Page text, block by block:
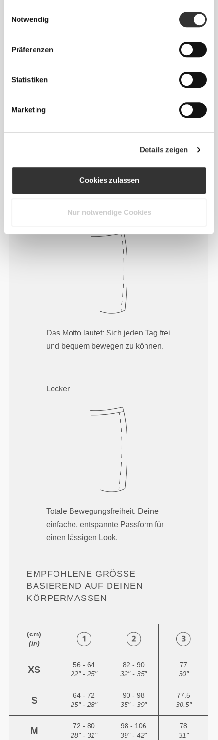
Notwendig
Präferenzen
Statistiken
Marketing
Details zeigen
Cookies zulassen
Nur notwendige Cookies
Eng
Bewegung. Diese engere Passform
betont die Silhouette deines Körpers.
Normal
Das Motto lautet: Sich jeden Tag frei
und bequem bewegen zu können.
Locker
Totale Bewegungsfreiheit. Deine
einfache, entspannte Passform für
einen lässigen Look.
EMPFOHLENE GRÖSSE B
ASIEREND AUF DEINEN K
ÖRPERMASSEN
(cm)
(in)
XS
56 - 64
22" - 25"
82 - 90
32" - 35"
77
30"
S
64 - 72
25" - 28"
90 - 98
35" - 39"
77.5
30.5"
M
72 - 80
28" - 31"
98 - 106
39" - 42"
78
31"